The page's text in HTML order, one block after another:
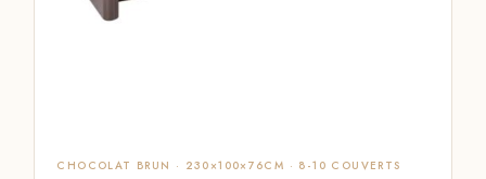
CHOCOLAT BRUN · 230×100×76CM · 8-10 COUVERTS